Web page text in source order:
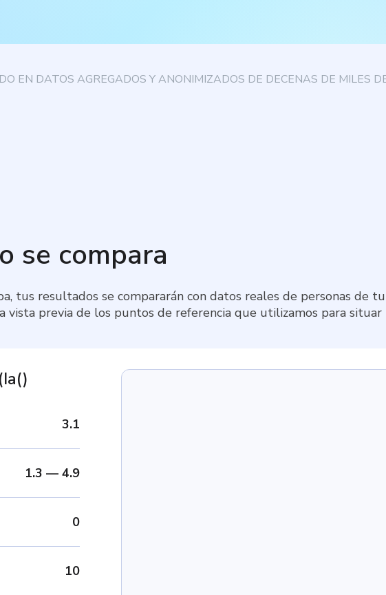
EN DATOS AGREGADOS Y ANONIMIZADOS DE DECENAS DE MILES
se compara
tus resultados se compararán con datos reales de personas de tu
vista previa de los puntos de referencia que utilizamos para
(Ia()
3.1
1.3 — 4.9
0
10